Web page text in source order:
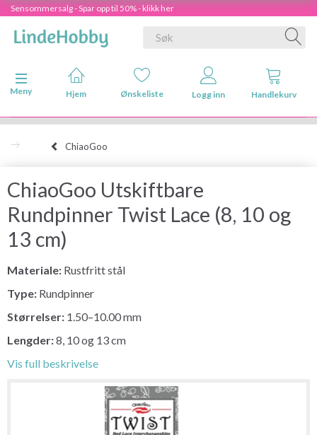
Sensommersalg - Spar opp til 50% - klikk her
Veksle navigasjon
Meny
Hjem Ønskeliste Logg inn Handlekurv
ChiaoGoo
ChiaoGoo Utskiftbare
Rundpinner Twist Lace (8, 10 og
13 cm)
Materiale: Rustfritt stål
Type: Rundpinner
Størrelser: 1.50–10.00 mm
Lengder:8, 10 og 13 cm
Vis full beskrivelse